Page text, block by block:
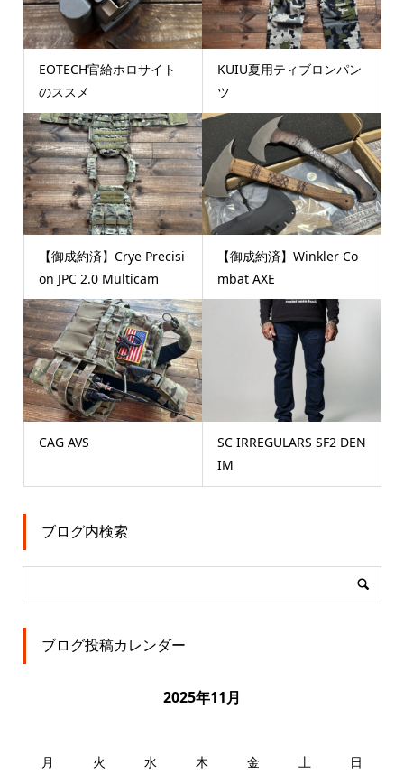
EOTECH官給ホロサイト
のススメ
KUIU夏用ティブロンパン
ツ
【御成約済】Crye Precisi
on JPC 2.0 Multicam
【御成約済】Winkler Co
mbat AXE
CAG AVS
SC IRREGULARS SF2 DEN
IM
ブログ内検索
ブログ投稿カレンダー
2025年11月
月 火 水 木 金 土 日